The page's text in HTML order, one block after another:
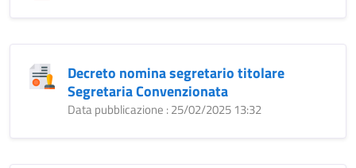
Decreto nomina segretario titolare
Segretaria Convenzionata
Data pubblicazione : 25/02/2025 13:32